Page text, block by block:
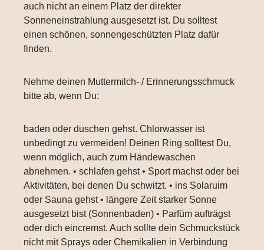
auch nicht an einem Platz der direkter
Sonneneinstrahlung ausgesetzt ist. Du solltest
einen schönen, sonnengeschützten Platz dafür
finden.
Nehme deinen Muttermilch- / Erinnerungsschmuck
bitte ab, wenn Du:
baden oder duschen gehst. Chlorwasser ist
unbedingt zu vermeiden! Deinen Ring solltest Du,
wenn möglich, auch zum Händewaschen
abnehmen. • schlafen gehst • Sport machst oder bei
Aktivitäten, bei denen Du schwitzt. • ins Solaruim
oder Sauna gehst • längere Zeit starker Sonne
ausgesetzt bist (Sonnenbaden) • Parfüm aufträgst
oder dich eincremst. Auch sollte dein Schmuckstück
nicht mit Sprays oder Chemikalien in Verbindung